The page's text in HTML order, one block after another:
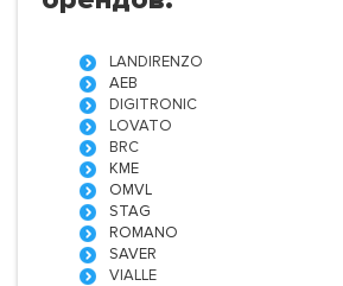
LANDIRENZO
AEB
DIGITRONIC
LOVATO
BRC
KME
OMVL
STAG
ROMANO
SAVER
VIALLE